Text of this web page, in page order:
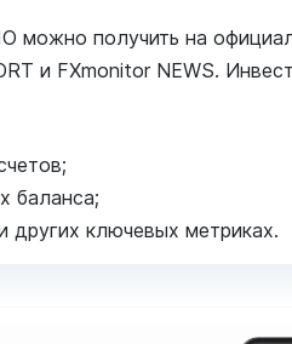
можно получить на
и FXmonitor NEWS.
баланса;
других ключевых метриках.